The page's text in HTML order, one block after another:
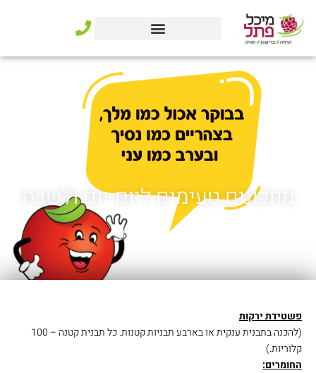
לתוכן
מתכונים טעימים ליום-יום ולשבת
פשטידת ירקות
(להכנה בתבנית ענקית או בארבע תבניות קטנות. כל תבנית קטנה – 100
קלוריות.)
החומרים: